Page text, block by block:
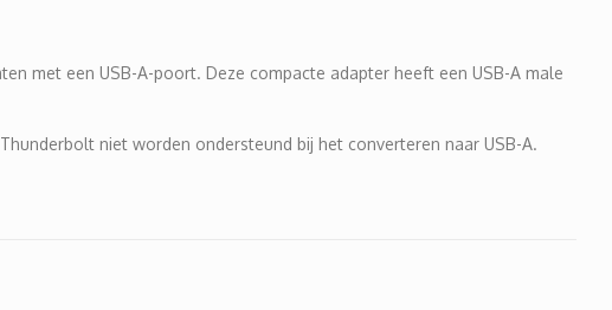
met een USB-A-poort. Deze compacte adapter heeft een USB-A male
niet worden ondersteund bij het converteren naar USB-A.